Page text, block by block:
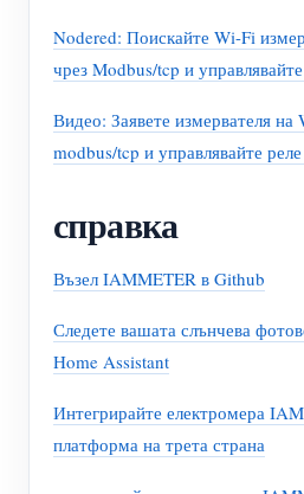
Nodered: Поискайте Wi-Fi
чрез Modbus/tcp и
Видео: Заявете измервателя на
modbus/tcp и управлявайте
справка
Възел IAMMETER в Github
Следете вашата слънчева
Home Assistant
Интегрирайте електромера
платформа на трета страна